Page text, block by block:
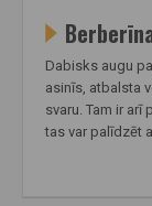
Dabisks augu
asinīs, atbalsta
svaru. Tam ir
tas var palīdzēt